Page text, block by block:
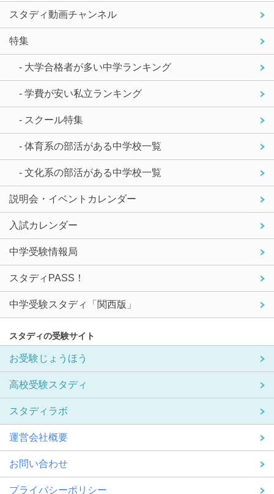
スタディ動画チャンネル
特集
- 大学合格者が多い中学ランキング
- 学費が安い私立ランキング
- スクール特集
- 体育系の部活がある中学校一覧
- 文化系の部活がある中学校一覧
説明会・イベントカレンダー
入試カレンダー
中学受験情報局
スタディPASS！
中学受験スタディ「関西版」
スタディの受験サイト
お受験じょうほう
高校受験スタディ
スタディラボ
運営会社概要
お問い合わせ
プライバシーポリシー